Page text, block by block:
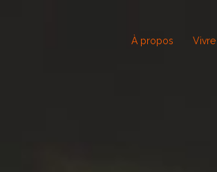
À propos Vivre